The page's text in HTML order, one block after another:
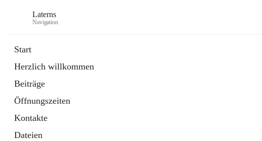
Laterns
Navigation
Start
Herzlich willkommen
Beiträge
Öffnungszeiten
Kontakte
Dateien